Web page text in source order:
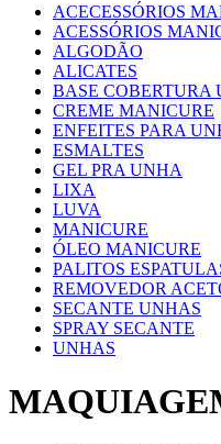
ACECESSÓRIOS
ACESSÓRIOS
ALGODÃO
ALICATES
BASE COBERTURA
CREME MANICURE
ENFEITES PARA
ESMALTES
GEL PRA UNHA
LIXA
LUVA
MANICURE
ÓLEO MANICURE
PALITOS
REMOVEDOR
SECANTE UNHAS
SPRAY SECANTE
UNHAS